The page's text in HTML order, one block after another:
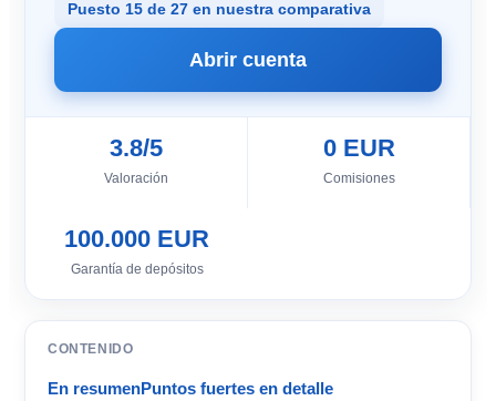
Puesto 15 de 27 en nuestra comparativa
Abrir cuenta
3.8/5
Valoración
0 EUR
Comisiones
100.000 EUR
Garantía de depósitos
CONTENIDO
En resumenPuntos fuertes en detalle